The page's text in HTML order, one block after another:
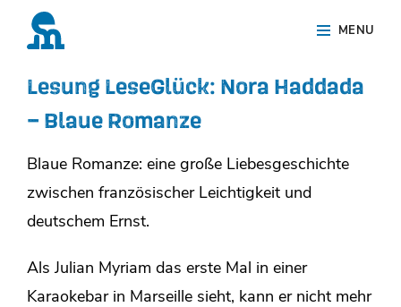
MENU
Overlay
Lesung LeseGlück: Nora Haddada
– Blaue Romanze
Blaue Romanze: eine große Liebesgeschichte
zwischen französischer Leichtigkeit und
deutschem Ernst.
Als Julian Myriam das erste Mal in einer
Karaokebar in Marseille sieht, kann er nicht mehr